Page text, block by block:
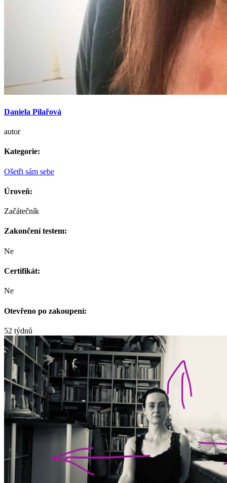
Daniela Pilařová
autor
Kategorie:
Ošetři sám sebe
Úroveň:
Začátečník
Zakončení testem:
Ne
Certifikát:
Ne
Otevřeno po zakoupení:
52 týdnů